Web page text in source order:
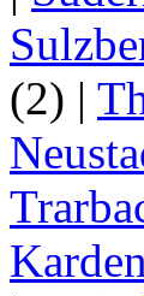
(2) |
Karden